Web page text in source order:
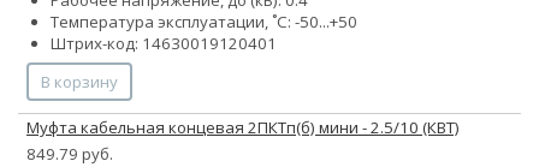
Температура эксплуатации, ˚С: -50...+50
Штрих-код: 14630019120401
В корзину
Муфта кабельная концевая 2ПКТп(б) мини - 2.5/10 (КВТ)
849.79 руб.